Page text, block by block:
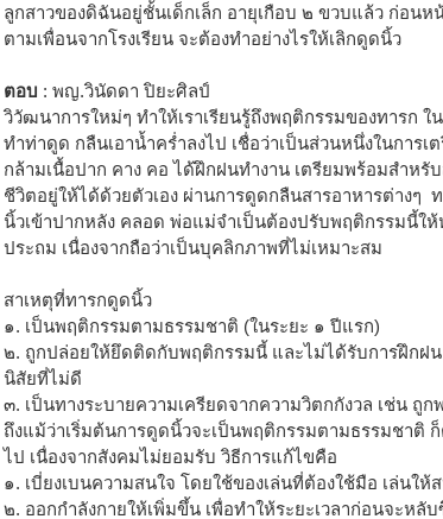
ลูกสาวของดิฉันอยู่ชั้นเด็กเล็ก อายุเกือบ ๒ ขวบแล้ว ก่อน
ตามเพื่อนจากโรงเรียน จะต้องทำอย่างไรให้เลิกดูดนิ้ว
ตอบ : พญ.วินัดดา ปิยะศิลป์
วิวัฒนาการใหม่ๆ ทำให้เราเรียนรู้ถึงพฤติกรรมของทารก ใ
ทำท่าดูด กลืนเอาน้ำคร่ำลงไป เชื่อว่าเป็นส่วนหนึ่งในการเ
กล้ามเนื้อปาก คาง คอ ได้ฝึกฝนทำงาน เตรียมพร้อมสำหรั
ชีวิตอยู่ให้ได้ด้วยตัวเอง ผ่านการดูดกลืนสารอาหารต่างๆ
นิ้วเข้าปากหลัง คลอด พ่อแม่จำเป็นต้องปรับพฤติกรรม
ประถม เนื่องจากถือว่าเป็นบุคลิกภาพที่ไม่เหมาะสม
สาเหตุที่ทารกดูดนิ้ว
๑. เป็นพฤติกรรมตามธรรมชาติ (ในระยะ ๑ ปีแรก)
๒. ถูกปล่อยให้ยึดติดกับพฤติกรรมนี้ และไม่ได้รับการฝึกฝ
นิสัยที่ไม่ดี
๓. เป็นทางระบายความเครียดจากความวิตกกังวล เช่น ถู
ถึงแม้ว่าเริ่มต้นการดูดนิ้วจะเป็นพฤติกรรมตามธรรมชาติ
ไป เนื่องจากสังคมไม่ยอมรับ วิธีการแก้ไขคือ
๑. เบี่ยงเบนความสนใจ โดยใช้ของเล่นที่ต้องใช้มือ เล่นใ
๒. ออกกำลังกายให้เพิ่มขึ้น เพื่อทำให้ระยะเวลาก่อนจะหลั